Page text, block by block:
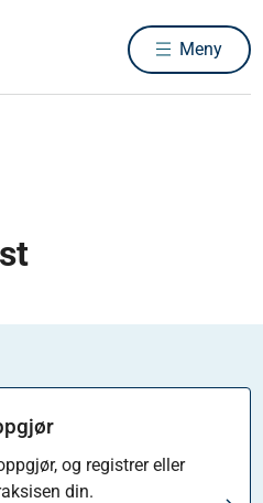
Meny
og registrer eller
din.